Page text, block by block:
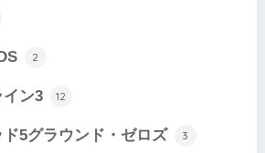
2
イン3 12
5グラウンド・ゼロズ 3